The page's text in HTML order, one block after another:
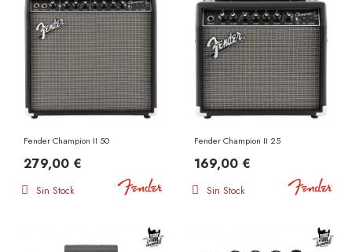
Fender Champion II 50
279,00 €
Sin Stock
Fender Champion II 25
169,00 €
Sin Stock